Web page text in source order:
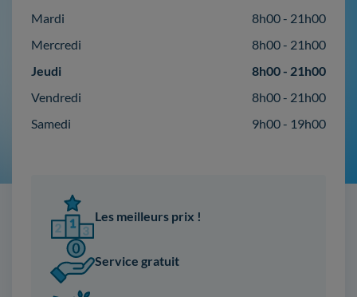
Mardi
8h00 - 21h00
Mercredi
8h00 - 21h00
Jeudi
8h00 - 21h00
Vendredi
8h00 - 21h00
Samedi
9h00 - 19h00
Les meilleurs prix !
Service gratuit